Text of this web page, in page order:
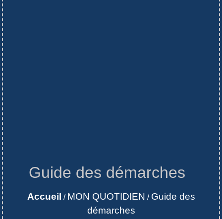
Guide des démarches
Accueil / MON QUOTIDIEN / Guide des
démarches